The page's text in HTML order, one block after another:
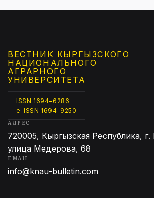
ВЕСТНИК КЫРГЫЗCКОГО
НАЦИОНАЛЬНОГО
АГРАРНОГО
УНИВЕРСИТЕТА
ISSN 1694-6286
e-ISSN 1694-9250
АДРЕС
720005, Кыргызская Республика,
улица Медерова, 68
EMAIL
info@knau-bulletin.com